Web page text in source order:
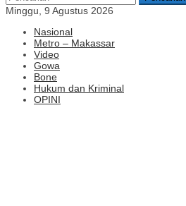
Minggu, 9 Agustus 2026
Nasional
Metro – Makassar
Video
Gowa
Bone
Hukum dan Kriminal
OPINI